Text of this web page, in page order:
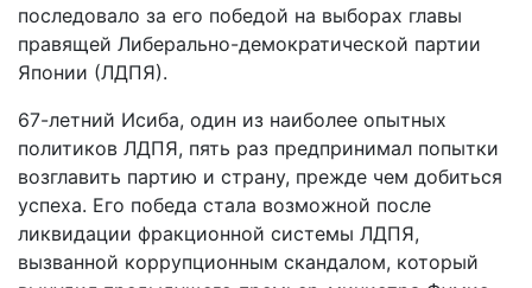
последовало за его победой на выборах главы
правящей Либерально-демократической партии
Японии (ЛДПЯ).
67-летний Исиба, один из наиболее опытных
политиков ЛДПЯ, пять раз предпринимал попытки
возглавить партию и страну, прежде чем добиться
успеха. Его победа стала возможной после
ликвидации фракционной системы ЛДПЯ,
вызванной коррупционным скандалом, который